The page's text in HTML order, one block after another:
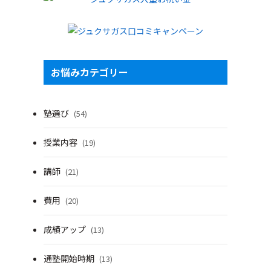
お悩みカテゴリー
塾選び (54)
授業内容 (19)
講師 (21)
費用 (20)
成績アップ (13)
通塾開始時期 (13)